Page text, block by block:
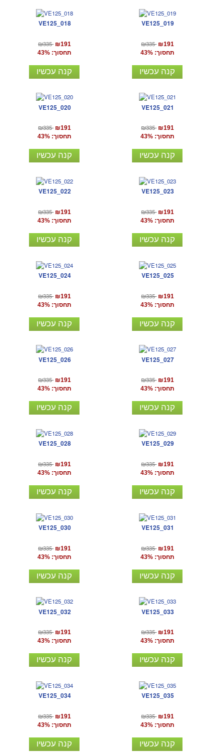
VE125_018
₪335 ₪191
תחסוך: 43%
קנה עכשיו
VE125_019
₪335 ₪191
תחסוך: 43%
קנה עכשיו
VE125_020
₪335 ₪191
תחסוך: 43%
קנה עכשיו
VE125_021
₪335 ₪191
תחסוך: 43%
קנה עכשיו
VE125_022
₪335 ₪191
תחסוך: 43%
קנה עכשיו
VE125_023
₪335 ₪191
תחסוך: 43%
קנה עכשיו
VE125_024
₪335 ₪191
תחסוך: 43%
קנה עכשיו
VE125_025
₪335 ₪191
תחסוך: 43%
קנה עכשיו
VE125_026
₪335 ₪191
תחסוך: 43%
קנה עכשיו
VE125_027
₪335 ₪191
תחסוך: 43%
קנה עכשיו
VE125_028
₪335 ₪191
תחסוך: 43%
קנה עכשיו
VE125_029
₪335 ₪191
תחסוך: 43%
קנה עכשיו
VE125_030
₪335 ₪191
תחסוך: 43%
קנה עכשיו
VE125_031
₪335 ₪191
תחסוך: 43%
קנה עכשיו
VE125_032
₪335 ₪191
תחסוך: 43%
קנה עכשיו
VE125_033
₪335 ₪191
תחסוך: 43%
קנה עכשיו
VE125_034
₪335 ₪191
תחסוך: 43%
קנה עכשיו
VE125_035
₪335 ₪191
תחסוך: 43%
קנה עכשיו